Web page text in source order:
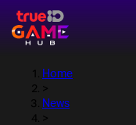
Home
>
News
>